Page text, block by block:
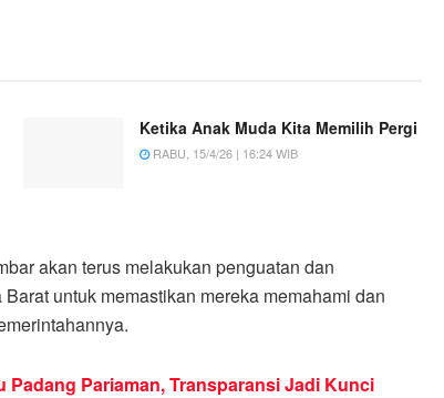
Ketika Anak Muda Kita Memilih Pergi
RABU, 15/4/26 | 16:24 WIB
akan terus melakukan penguatan dan
untuk memastikan mereka memahami dan
Pariaman, Transparansi Jadi Kunci